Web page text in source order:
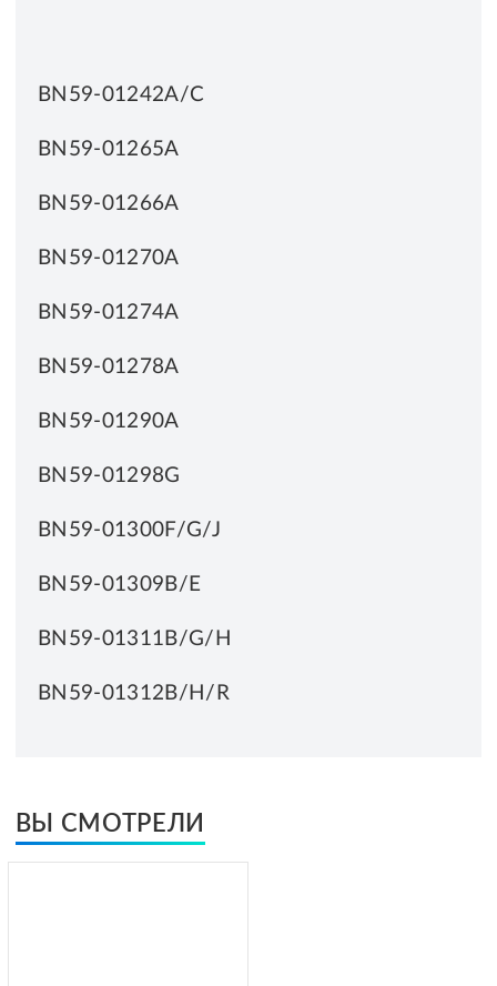
BN59-01242A/C
BN59-01265A
BN59-01266A
BN59-01270A
BN59-01274A
BN59-01278A
BN59-01290A
BN59-01298G
BN59-01300F/G/J
BN59-01309B/E
BN59-01311B/G/H
BN59-01312B/H/R
ВЫ СМОТРЕЛИ